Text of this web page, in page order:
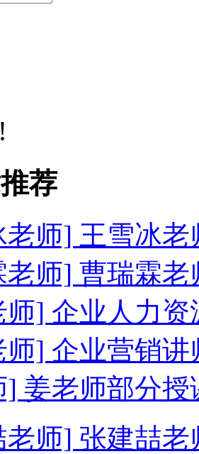
荐
老师] 王雪冰老
老师] 曹瑞霖老
师] 企业人力
师] 企业营销
] 姜老师部分授
老师] 张建喆老